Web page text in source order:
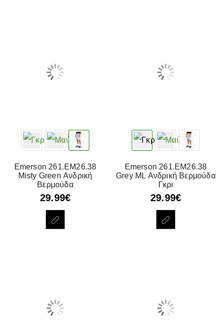
Emerson 261.EM26.38
Misty Green Ανδρική
Βερμούδα
29.99€
Emerson 261.EM26.38
Grey ML Ανδρική Βερμούδα
Γκρι
29.99€